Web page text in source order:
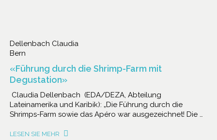
Dellenbach Claudia
Bern
«Führung durch die Shrimp-Farm mit
Degustation»
Claudia Dellenbach (EDA/DEZA, Abteilung
Lateinamerika und Karibik): „Die Führung durch die
Shrimps-Farm sowie das Apéro war ausgezeichnet! Die …
LESEN SIE MEHR